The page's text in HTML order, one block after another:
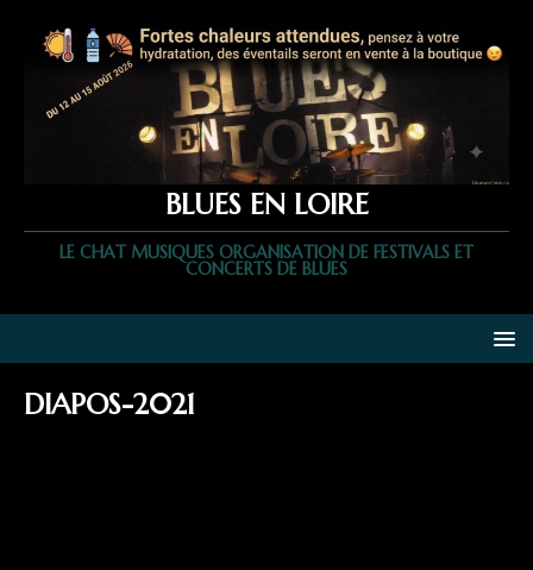
BLUES EN LOIRE
LE CHAT MUSIQUES ORGANISATION DE FESTIVALS ET
CONCERTS DE BLUES
DIAPOS-2021